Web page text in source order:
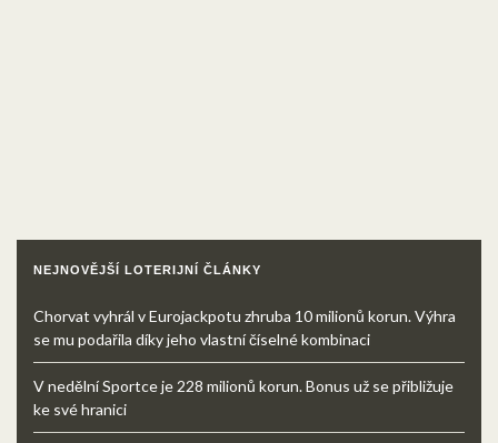
NEJNOVĚJŠÍ LOTERIJNÍ ČLÁNKY
Chorvat vyhrál v Eurojackpotu zhruba 10 milionů korun. Výhra
se mu podařila díky jeho vlastní číselné kombinaci
V nedělní Sportce je 228 milionů korun. Bonus už se přibližuje
ke své hranici